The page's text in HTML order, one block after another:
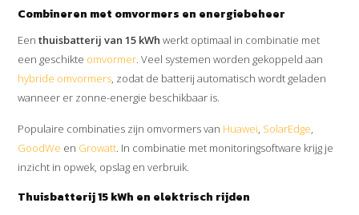
Combineren met omvormers en energiebeheer
Eenthuisbatterij van 15 kWh werkt optimaal in combinatie met
een geschikte omvormer. Veel systemen worden gekoppeld aan
hybride omvormers, zodat de batterij automatisch wordt geladen
wanneer er zonne-energie beschikbaar is.
Populaire combinaties zijn omvormers van Huawei, SolarEdge,
GoodWe en Growatt. In combinatie met monitoringsoftware krijg je
inzicht in opwek, opslag en verbruik.
Thuisbatterij 15 kWh en elektrisch rijden